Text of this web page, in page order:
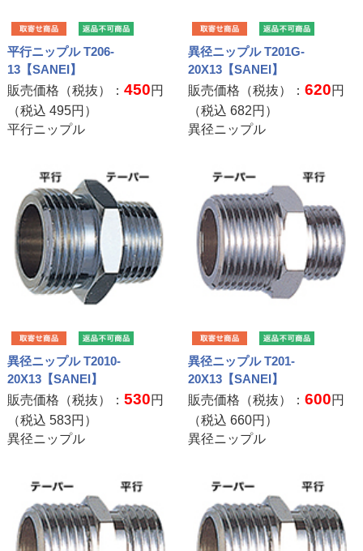
平行ニップル T206-
13【SANEI】
販売価格（税抜）： 450円
（税込 495円）
平行ニップル
異径ニップル T201G-
20X13【SANEI】
販売価格（税抜）：620円
（税込682円）
異径ニップル
異径ニップル T2010-
20X13【SANEI】
販売価格（税抜）： 530円
（税込 583円）
異径ニップル
異径ニップル T201-
20X13【SANEI】
販売価格（税抜）：600円
（税込660円）
異径ニップル